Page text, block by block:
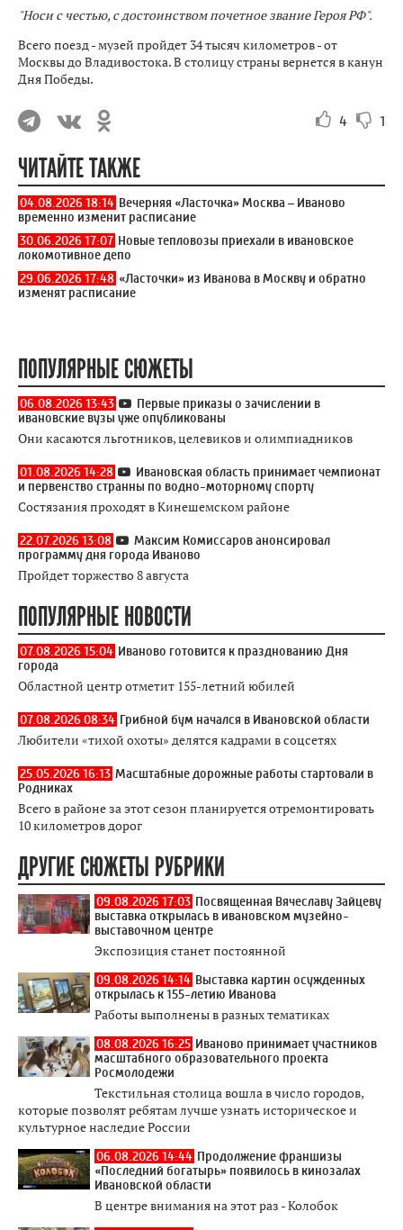
"Носи с честью, с достоинством почетное звание Героя РФ".
Всего поезд - музей пройдет 34 тысяч километров - от
Москвы до Владивостока. В столицу страны вернется в канун
Дня Победы.
4 1
ЧИТАЙТЕ ТАКЖЕ
04.08.2026 18:14 Вечерняя «Ласточка» Москва – Иваново
временно изменит расписание
30.06.2026 17:07 Новые тепловозы приехали в ивановское
локомотивное депо
29.06.2026 17:48 «Ласточки» из Иванова в Москву и обратно
изменят расписание
ПОПУЛЯРНЫЕ СЮЖЕТЫ
06.08.2026 13:43
Первые приказы о зачислении в
ивановские вузы уже опубликованы
Они касаются льготников, целевиков и олимпиадников
01.08.2026 14:28
Ивановская область принимает чемпионат
и первенство странны по водно-моторному спорту
Состязания проходят в Кинешемском районе
22.07.2026 13:08
Максим Комиссаров анонсировал
программу дня города Иваново
Пройдет торжество 8 августа
ПОПУЛЯРНЫЕ НОВОСТИ
07.08.2026 15:04 Иваново готовится к празднованию Дня
города
Областной центр отметит 155-летний юбилей
07.08.2026 08:34 Грибной бум начался в Ивановской области
Любители «тихой охоты» делятся кадрами в соцсетях
25.05.2026 16:13 Масштабные дорожные работы стартовали в
Родниках
Всего в районе за этот сезон планируется отремонтировать
10 километров дорог
ДРУГИЕ СЮЖЕТЫ РУБРИКИ
09.08.2026 17:03 Посвященная Вячеславу Зайцеву
выставка открылась в ивановском музейно-
выставочном центре
Экспозиция станет постоянной
09.08.2026 14:14 Выставка картин осужденных
открылась к 155-летию Иванова
Работы выполнены в разных тематиках
08.08.2026 16:25 Иваново принимает участников
масштабного образовательного проекта
Росмолодежи
Текстильная столица вошла в число городов,
которые позволят ребятам лучше узнать историческое и
культурное наследие России
06.08.2026 14:44 Продолжение франшизы
«Последний богатырь» появилось в кинозалах
Ивановской области
В центре внимания на этот раз - Колобок